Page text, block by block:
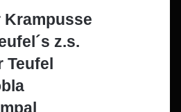
Krampusse
z.s.
Teufel